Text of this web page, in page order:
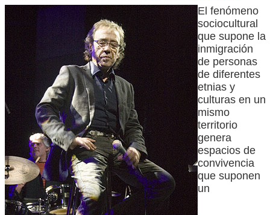
El fenómeno
sociocultural
que supone la
inmigración
de personas
de diferentes
etnias y
culturas en un
mismo
territorio
genera
espacios de
convivencia
que suponen
un